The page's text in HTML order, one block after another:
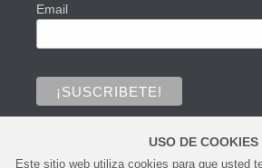
Email
USO DE COOKIES
Este sitio web utiliza cookies para que usted